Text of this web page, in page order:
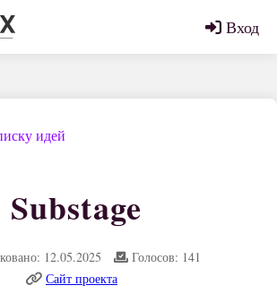
Вход
идей
Substage
12.05.2025
Голосов: 141
Сайт проекта